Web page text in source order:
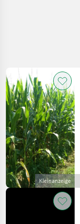
Kleinanzeige